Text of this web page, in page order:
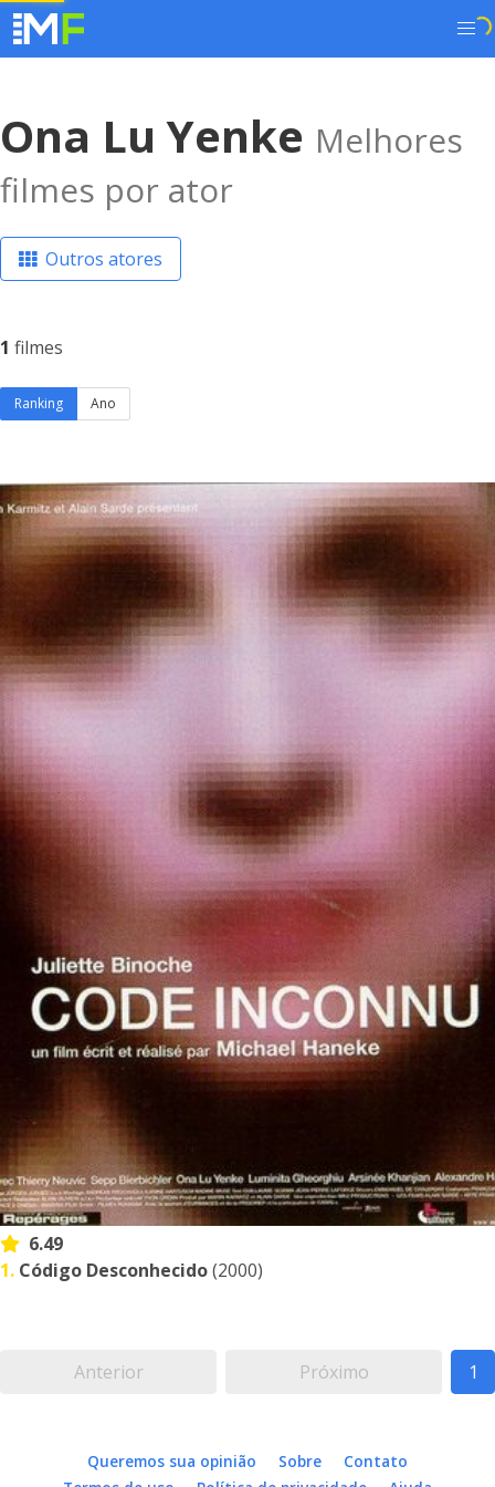
Ona Lu Yenke Melhores
filmes por ator
Outros atores
1 filmes
Ranking Ano
6.49
1. Código Desconhecido(2000)
Anterior Próximo 1
Queremos sua opinião Sobre
Contato